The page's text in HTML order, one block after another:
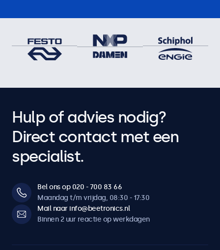
Hulp of advies nodig?
Direct contact met een
specialist.
Bel ons op 020 - 700 83 66
Maandag t/m vrijdag, 08:30 - 17:30
Mail naar info@beetronics.nl
Binnen 2 uur reactie op werkdagen